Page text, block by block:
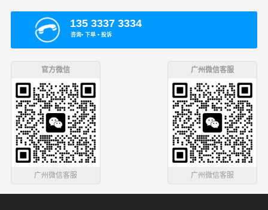
135 3337 3334
咨询▪ 下单 ▪ 投诉
官方微信
广州微信客服
广州微信客服
广州微信客服